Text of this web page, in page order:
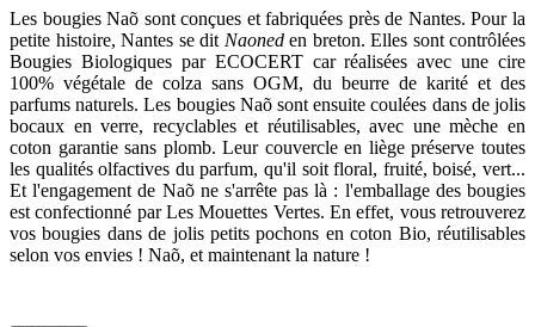
Les bougies Naõ sont conçues et fabriquées près de Nantes. Pour la
petite histoire, Nantes se dit Naoneden breton. Elles sont contrôlées
Bougies Biologiques par ECOCERT car réalisées avec une cire
100% végétale de colza sans OGM, du beurre de karité et des
parfums naturels. Les bougies Naõ sont ensuite coulées dans de jolis
bocaux en verre, recyclables et réutilisables, avec une mèche en
coton garantie sans plomb. Leur couvercle en liège préserve toutes
les qualités olfactives du parfum, qu'il soit floral, fruité, boisé, vert...
Et l'engagement de Naõ ne s'arrête pas là : l'emballage des bougies
est confectionné par Les Mouettes Vertes. En effet, vous retrouverez
vos bougies dans de jolis petits pochons en coton Bio, réutilisables
selon vos envies ! Naõ, et maintenant la nature !